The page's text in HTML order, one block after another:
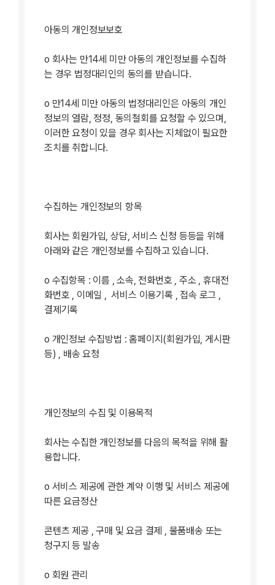
아동의 개인정보보호
ο 회사는 만14세 미만 아동의 개인정보를 수집하
는 경우 법정대리인의 동의를 받습니다.
ο 만14세 미만 아동의 법정대리인은 아동의 개인
정보의 열람, 정정, 동의철회를 요청할 수 있으며,
이러한 요청이 있을 경우 회사는 지체없이 필요한
조치를 취합니다.
수집하는 개인정보의 항목
회사는 회원가입, 상담, 서비스 신청 등등을 위해
아래와 같은 개인정보를 수집하고 있습니다.
ο 수집항목 : 이름 , 소속, 전화번호 , 주소 , 휴대전
화번호 , 이메일 , 서비스 이용기록 , 접속 로그 ,
결제기록
ο 개인정보 수집방법 : 홈페이지(회원가입, 게시판
등) , 배송 요청
개인정보의 수집 및 이용목적
회사는 수집한 개인정보를 다음의 목적을 위해 활
용합니다.
ο 서비스 제공에 관한 계약 이행 및 서비스 제공에
따른 요금정산
콘텐츠 제공 , 구매 및 요금 결제 , 물품배송 또는
청구지 등 발송
ο 회원 관리